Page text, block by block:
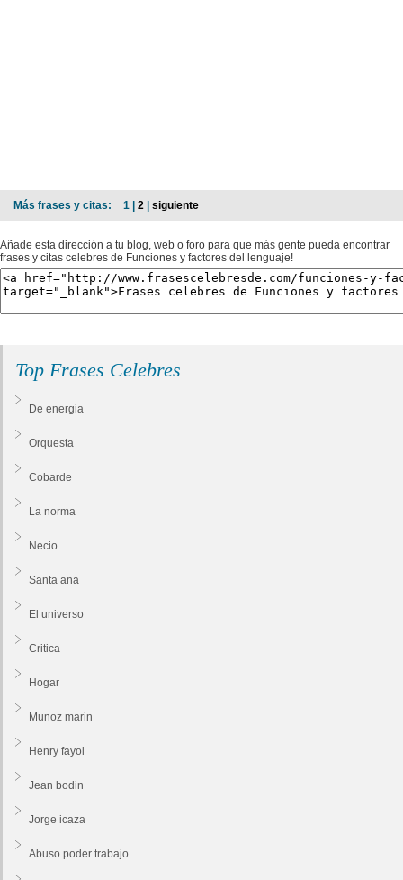
Más frases y citas: 1 | 2 | siguiente
Añade esta dirección a tu blog, web o foro para que más gente pueda encontrar
frases y citas celebres de Funciones y factores del lenguaje!
Top Frases Celebres
De energia
Orquesta
Cobarde
La norma
Necio
Santa ana
El universo
Critica
Hogar
Munoz marin
Henry fayol
Jean bodin
Jorge icaza
Abuso poder trabajo